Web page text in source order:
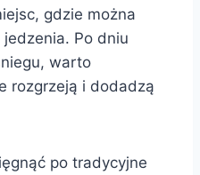
gdzie można
Po dniu
warto
rozgrzeją i dodadzą
po tradycyjne